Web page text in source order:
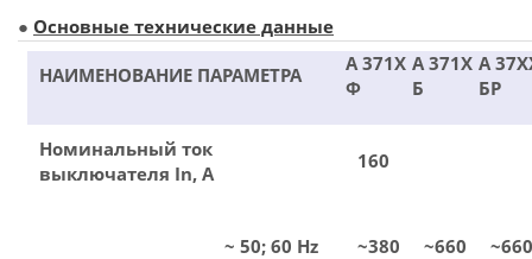
● Основные технические данные
НАИМЕНОВАНИЕ ПАРАМЕТРА
А 371Х
Ф
А 371Х
Б
А
БР
Номинальный ток
выключателя In, A
160
~ 50; 60 Hz ~380 ~660 ~660